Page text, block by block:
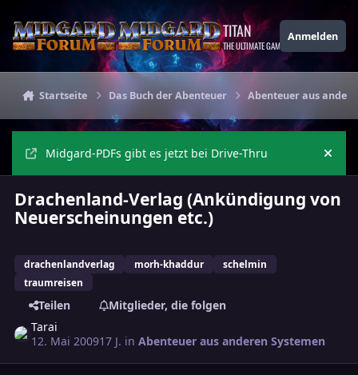
TITAN
THE ULTIMATE GAMING THEME
Anmelden
Startseite Das Buch der Abenteuer Abenteuer aus
Midgard-PDFs gibt es jetzt bei Drive-Thru
Drachenland-Verlag (Ankündigung von
Neuerscheinungen etc.)
drachenlandverlag morh-khaddur
schelmin
traumreisen
Teilen
Mitglieder, die folgen
Tarai
12. Mai 200917 J. inAbenteuer aus anderen Systemen